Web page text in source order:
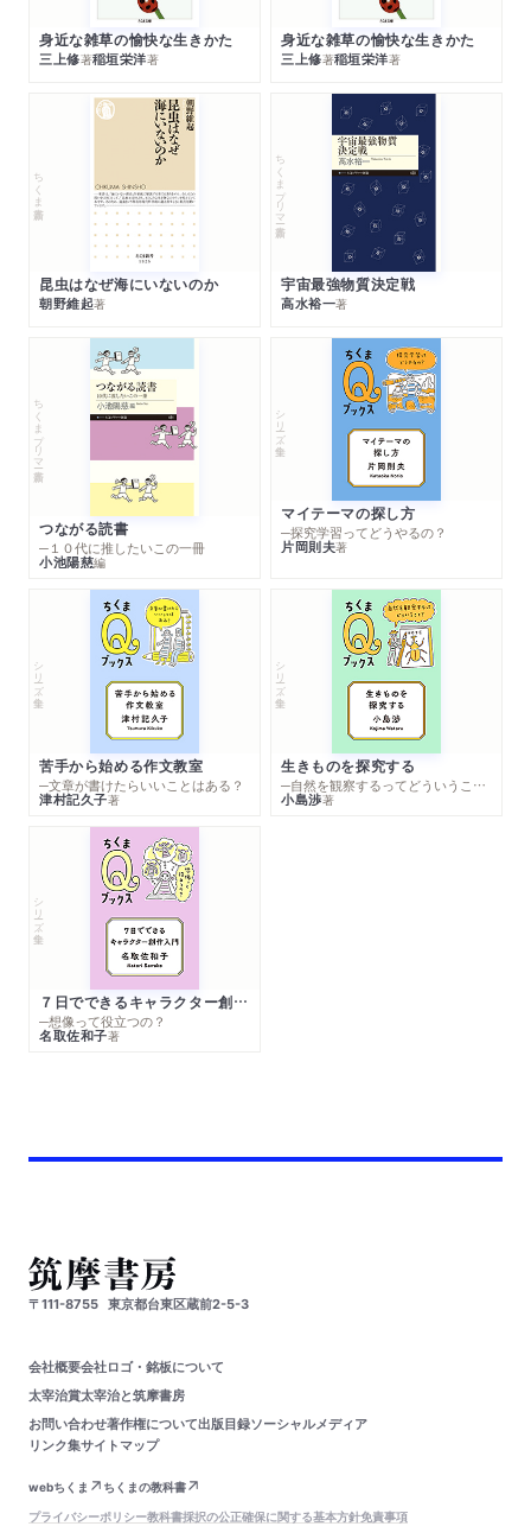
身近な雑草の愉快な生きかた
三上修著稲垣栄洋著
身近な雑草の愉快な生きかた
三上修著稲垣栄洋著
ちくま新書
昆虫はなぜ海にいないのか
朝野維起著
ちくまプリマー新書
宇宙最強物質決定戦
高水裕一著
ちくまプリマー新書
つながる読書
─１０代に推したいこの一冊
小池陽慈編
シリーズ・全集
マイテーマの探し方
─探究学習ってどうやるの？
片岡則夫著
シリーズ・全集
苦手から始める作文教室
─文章が書けたらいいことはある？
津村記久子著
シリーズ・全集
生きものを探究する
─自然を観察するってどういうこと？
小島渉著
シリーズ・全集
７日でできるキャラクター創作入門
─想像って役立つの？
名取佐和子著
〒111-8755 東京都台東区蔵前2-5-3
会社概要会社ロゴ・銘板について
太宰治賞太宰治と筑摩書房
お問い合わせ著作権について出版目録ソーシャルメディア
リンク集サイトマップ
webちくま
ちくまの教科書
プライバシーポリシー教科書採択の公正確保に関する基本方針免責事項